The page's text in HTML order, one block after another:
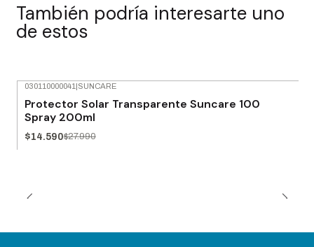
También podría interesarte uno
de estos
030110000041 |SUNCARE
Protector Solar Transparente Suncare 100
Spray 200ml
$14.590$27.990